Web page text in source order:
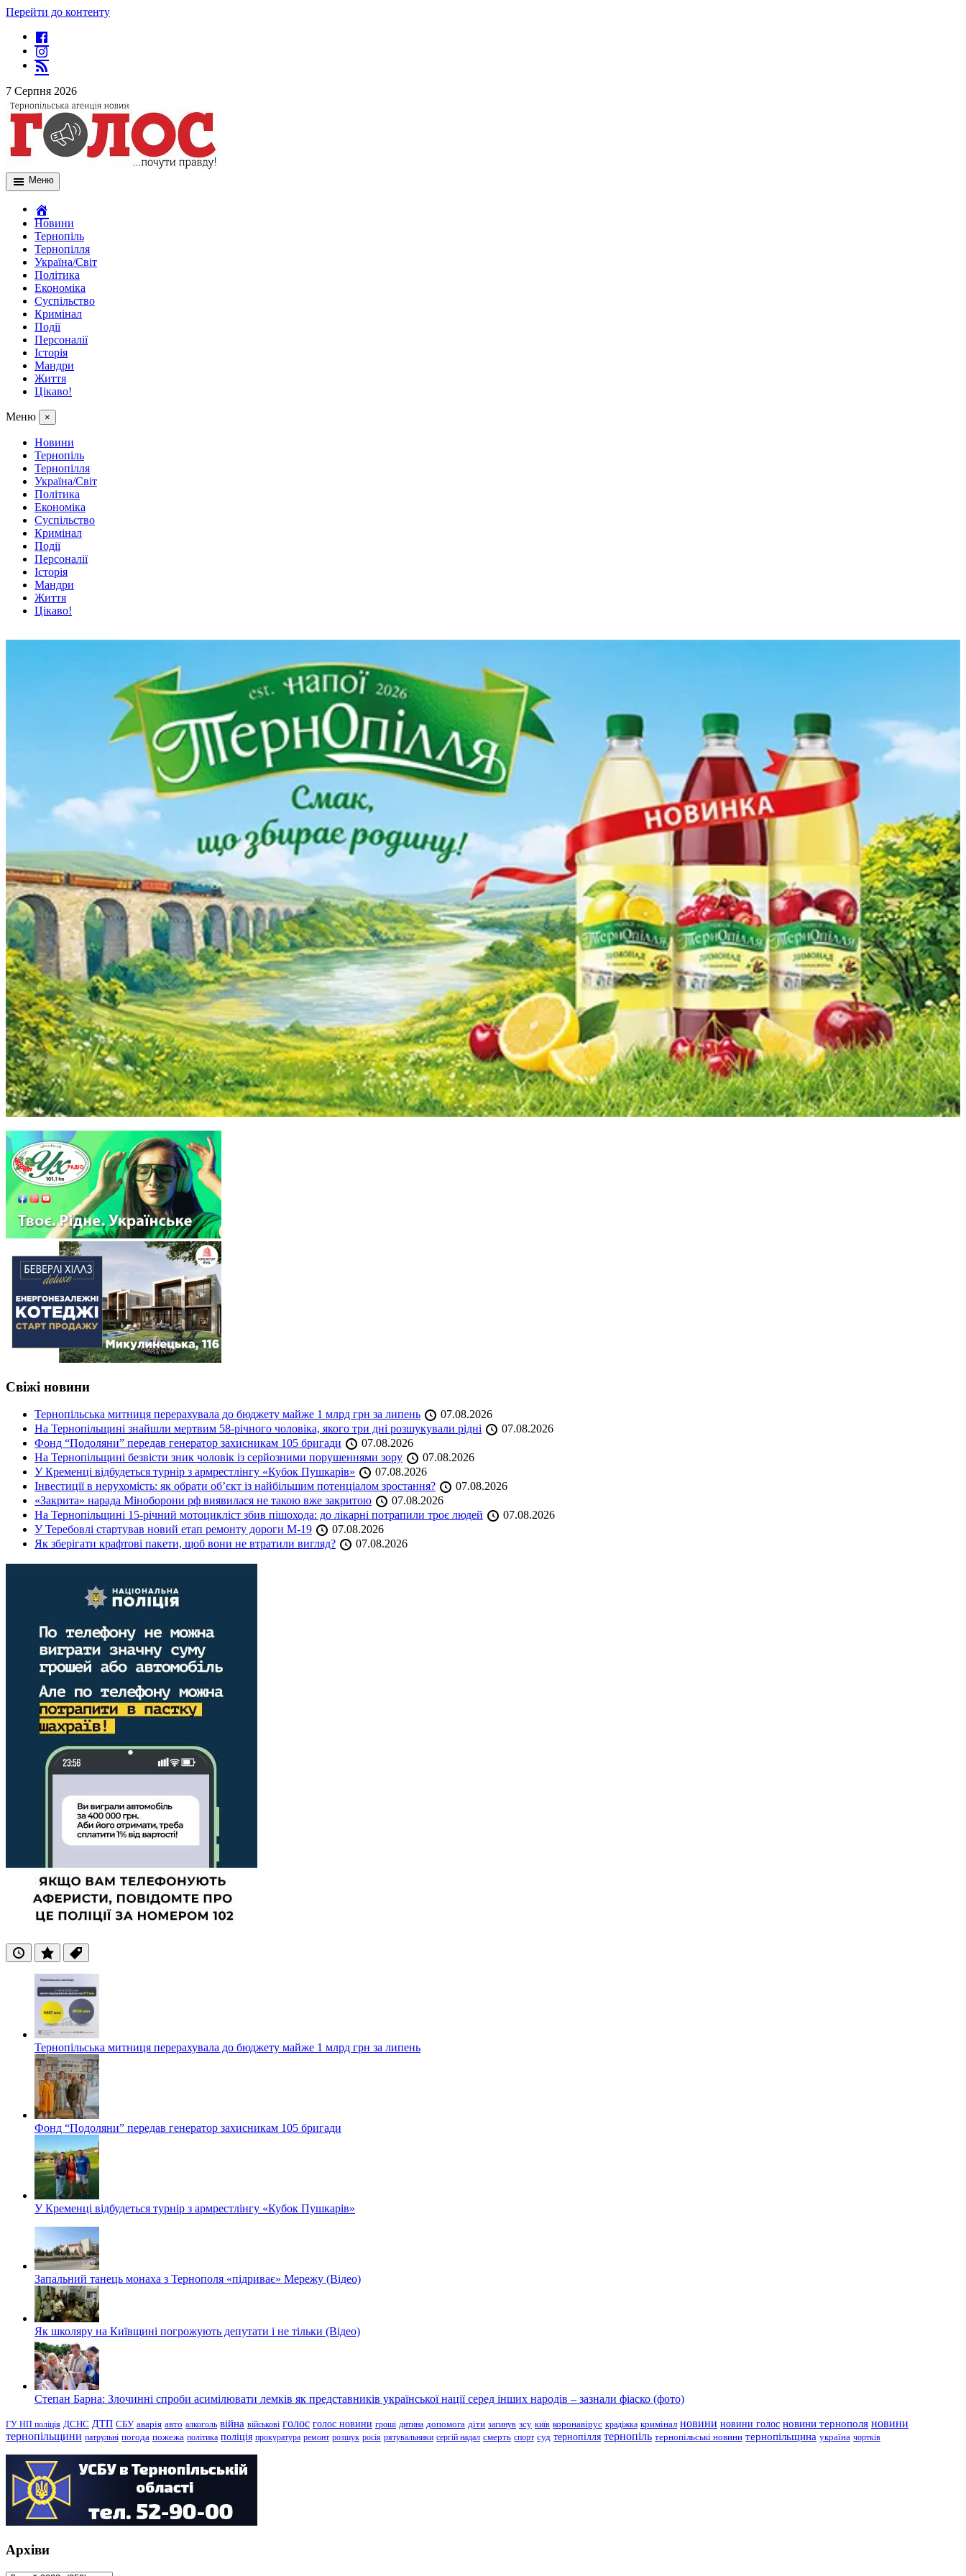
Перейти до контенту
7 Серпня 2026
Меню
Новини
Тернопіль
Тернопілля
Україна/Світ
Політика
Економіка
Суспільство
Кримінал
Події
Персоналії
Історія
Мандри
Життя
Цікаво!
Меню ×
Новини
Тернопіль
Тернопілля
Україна/Світ
Політика
Економіка
Суспільство
Кримінал
Події
Персоналії
Історія
Мандри
Життя
Цікаво!
Свіжі новини
Тернопільська митниця перерахувала до бюджету майже 1 млрд грн за липень
07.08.2026
На Тернопільщині знайшли мертвим 58-річного чоловіка, якого три дні розшукували рідні
07.08.2026
Фонд “Подоляни” передав генератор захисникам 105 бригади
07.08.2026
На Тернопільщині безвісти зник чоловік із серйозними порушеннями зору
07.08.2026
У Кременці відбудеться турнір з армрестлінгу «Кубок Пушкарів»
07.08.2026
Інвестиції в нерухомість: як обрати об’єкт із найбільшим потенціалом зростання?
07.08.2026
«Закрита» нарада Міноборони рф виявилася не такою вже закритою
07.08.2026
На Тернопільщині 15-річний мотоцикліст збив пішохода: до лікарні потрапили троє людей
07.08.2026
У Теребовлі стартував новий етап ремонту дороги М-19
07.08.2026
Як зберігати крафтові пакети, щоб вони не втратили вигляд?
07.08.2026
ОстанніПопулярні
Теги
Тернопільська митниця перерахувала до бюджету майже 1 млрд грн за липень
Фонд “Подоляни” передав генератор захисникам 105 бригади
У Кременці відбудеться турнір з армрестлінгу «Кубок Пушкарів»
Запальний танець монаха з Тернополя «підриває» Мережу (Відео)
Як школяру на Київщині погрожують депутати і не тільки (Відео)
Степан Барна: Злочинні спроби асимілювати лемків як представників української нації серед інших народів – зазнали фіаско (фото)
ГУ НП поліція ДСНС ДТП СБУ аварія авто алкоголь війна військові голос голос новини гроші дитина допомога діти загинув зсу київ коронавірус крадіжка кримінал новини новини голос новини тернополя новини
тернопільщини патрульні погода пожежа політика поліція прокуратура ремонт розшук росія рятувальники сергій надал смерть спорт суд тернопілля тернопіль тернопільські новини тернопільщина україна чортків
Архіви